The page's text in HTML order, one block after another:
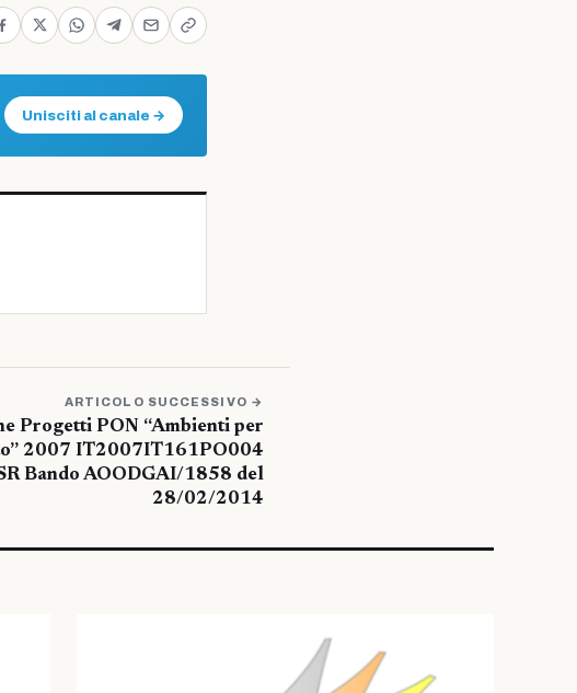
Unisciti al canale →
ARTICOLO SUCCESSIVO →
Progetti PON “Ambienti per
2007 IT2007IT161PO004
Bando AOODGAI/1858 del
28/02/2014